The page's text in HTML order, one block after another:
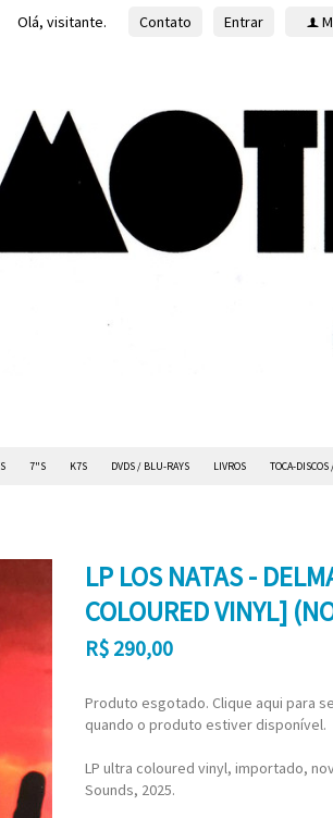
Olá, visitante. Contato Entrar f
7"S K7S DVDS / BLU-RAYS LIVROS TOCA-DISCOS
LP LOS NATAS -
COLOURED VINYL]
R$ 290,00
Produto esgotado. Clique aqui para
quando o produto estiver disponível.
LP ultra coloured vinyl, importado,
Sounds, 2025.